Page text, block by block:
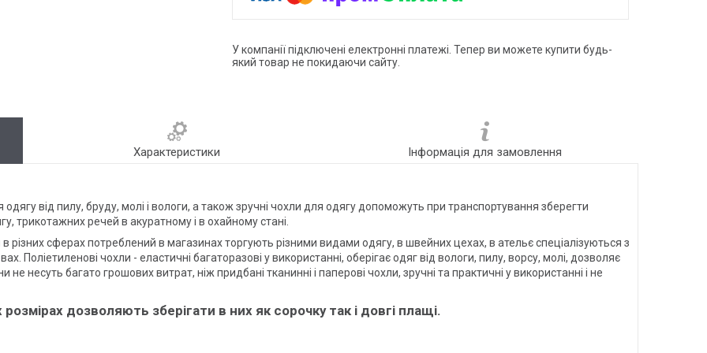
У компанії підключені електронні платежі. Тепер ви можете купити будь-
який товар не покидаючи сайту.
Характеристики Інформація для замовлення
одягу від пилу, бруду, молі і вологи, а також зручні чохли для одягу допоможуть при транспортування зберегти
трикотажних речей в акуратному і в охайному стані.
різних сферах потреблений в магазинах торгують різними видами одягу, в швейних цехах, в ательє спеціалізуються з
Поліетиленові чохли - еластичні багаторазові у використанні, оберігає одяг від вологи, пилу, ворсу, молі, дозволяє
несуть багато грошових витрат, ніж придбані тканинні і паперові чохли, зручні та практичні у використанні і не
дозволяють зберігати в них як сорочку так і довгі плащі.